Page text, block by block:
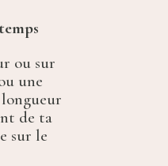
ou sur
une
de ta
sur le